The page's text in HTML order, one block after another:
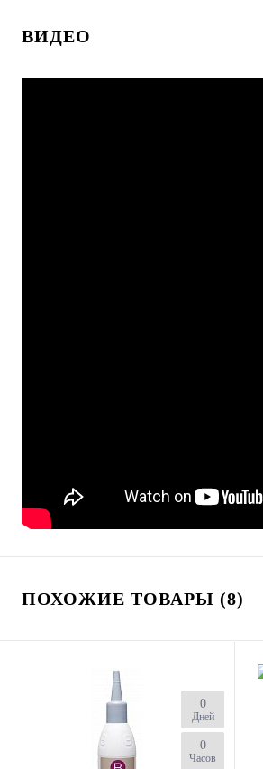
ВИДЕО
ПОХОЖИЕ ТОВАРЫ (8)
0
Дней
0
Часов